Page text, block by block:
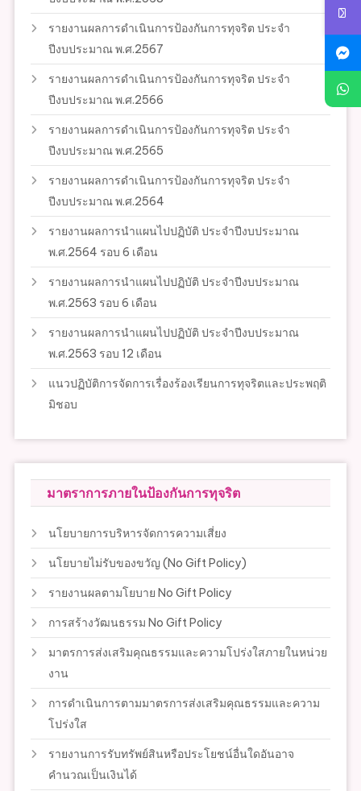
รายงานผลการดำเนินการป้องกันการทุจริต ประจำ
ปีงบประมาณ พ.ศ.2567
รายงานผลการดำเนินการป้องกันการทุจริต ประจำ
ปีงบประมาณ พ.ศ.2566
รายงานผลการดำเนินการป้องกันการทุจริต ประจำ
ปีงบประมาณ พ.ศ.2565
รายงานผลการดำเนินการป้องกันการทุจริต ประจำ
ปีงบประมาณ พ.ศ.2564
รายงานผลการนำแผนไปปฏิบัติ ประจำปีงบประมาณ
พ.ศ.2564 รอบ 6 เดือน
รายงานผลการนำแผนไปปฏิบัติ ประจำปีงบประมาณ
พ.ศ.2563 รอบ 6 เดือน
รายงานผลการนำแผนไปปฏิบัติ ประจำปีงบประมาณ
พ.ศ.2563 รอบ 12 เดือน
แนวปฏิบัติการจัดการเรื่องร้องเรียนการทุจริตและประพฤติ
มิชอบ
มาตราการภายในป้องกันการทุจริต
นโยบายการบริหารจัดการความเสี่ยง
นโยบายไม่รับของขวัญ (No Gift Policy)
รายงานผลตามโยบาย No Gift Policy
การสร้างวัฒนธรรม No Gift Policy
มาตรการส่งเสริมคุณธรรมและความโปร่งใสภายในหน่วย
งาน
การดำเนินการตามมาตรการส่งเสริมคุณธรรมและความ
โปร่งใส
รายงานการรับทรัพย์สินหรือประโยชน์อื่นใดอันอาจ
คำนวณเป็นเงินได้